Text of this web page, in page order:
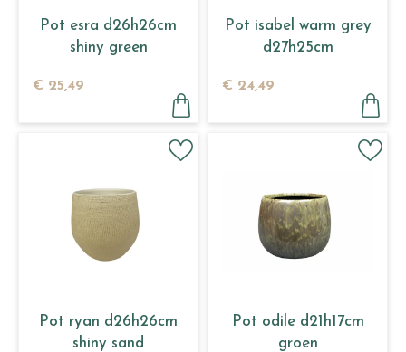
Pot esra d26h26cm
shiny green
€ 25,49
Pot isabel warm grey
d27h25cm
€ 24,49
Pot ryan d26h26cm
shiny sand
Pot odile d21h17cm
groen